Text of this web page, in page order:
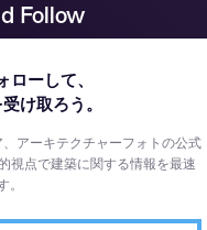
Follow
ーして、
け取ろう。
アーキテクチャーフォトの公式
視点で建築に関する情報を最速